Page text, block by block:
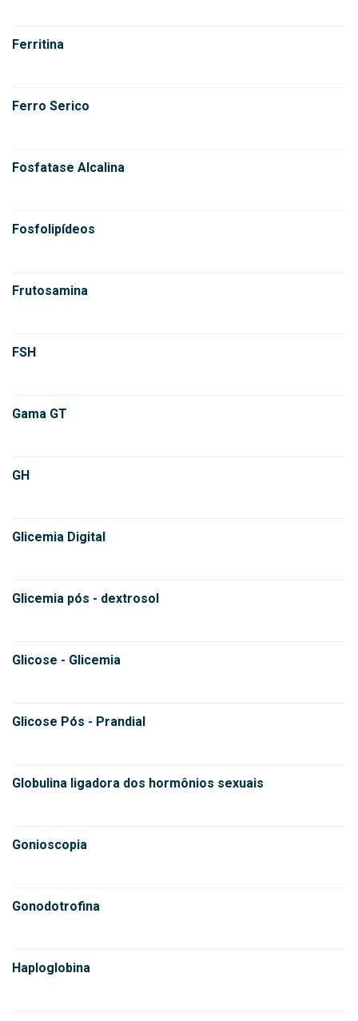
Ferritina
Ferro Serico
Fosfatase Alcalina
Fosfolipídeos
Frutosamina
FSH
Gama GT
GH
Glicemia Digital
Glicemia pós - dextrosol
Glicose - Glicemia
Glicose Pós - Prandial
Globulina ligadora dos hormônios sexuais
Gonioscopia
Gonodotrofina
Haploglobina